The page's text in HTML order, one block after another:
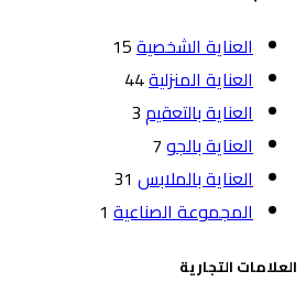
العناية الشخصية15
العناية المنزلية44
العناية بالتعقيم3
العناية بالجو7
العناية بالملابس 31
المجموعة الصناعية 1
العلامات التجارية